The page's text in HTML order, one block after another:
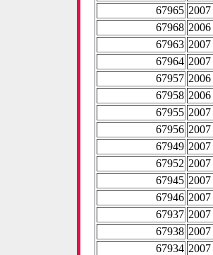
67965 2007
67968 2006
67963 2007
67964 2007
67957 2006
67958 2006
67955 2007
67956 2007
67949 2007
67952 2007
67945 2007
67946 2007
67937 2007
67938 2007
67934 2007